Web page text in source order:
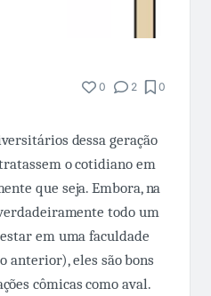
0 2 0
dessa geração
o cotidiano em
que seja. Embora, na
todo um
em uma faculdade
anterior), eles são bons
cômicas como aval.